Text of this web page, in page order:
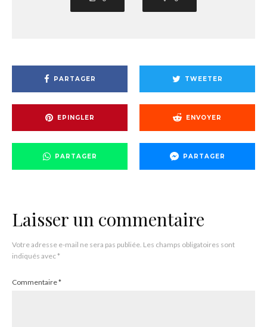
PARTAGER TWEETER
EPINGLER ENVOYER
PARTAGER PARTAGER
Laisser un commentaire
Votre adresse e-mail ne sera pas publiée. Les champs obligatoires sont
indiqués avec*
Commentaire*